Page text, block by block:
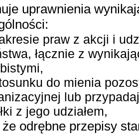
uprawnienia
praw z akcji i
łącznie z
do mienia
lub
z jego udziałem,
odrębne przepisy